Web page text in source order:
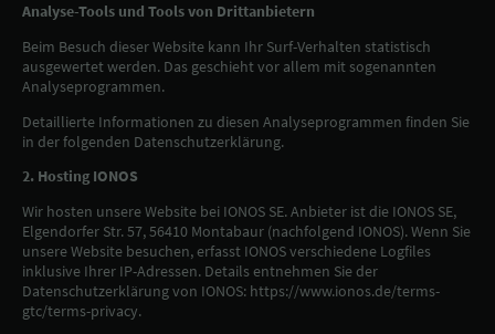
Analyse-Tools und Tools von Drittanbietern
Beim Besuch dieser Website kann Ihr Surf-Verhalten statistisch
ausgewertet werden. Das geschieht vor allem mit sogenannten
Analyseprogrammen.
Detaillierte Informationen zu diesen Analyseprogrammen finden Sie
in der folgenden Datenschutzerklärung.
2. Hosting IONOS
Wir hosten unsere Website bei IONOS SE. Anbieter ist die IONOS SE,
Elgendorfer Str. 57, 56410 Montabaur (nachfolgend IONOS). Wenn Sie
unsere Website besuchen, erfasst IONOS verschiedene Logfiles
inklusive Ihrer IP-Adressen. Details entnehmen Sie der
Datenschutzerklärung von IONOS: https://www.ionos.de/terms-
gtc/terms-privacy.